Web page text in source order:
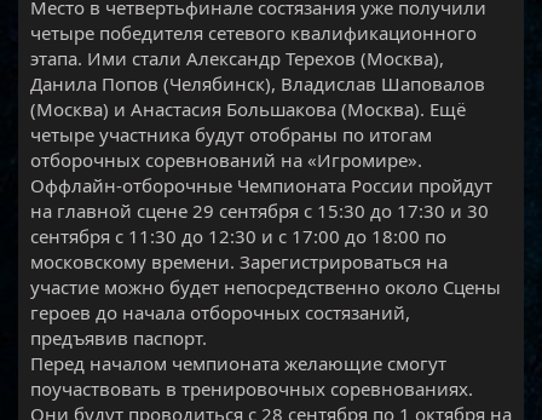
Место в четвертьфинале состязания уже получили
четыре победителя сетевого квалификационного
этапа. Ими стали Александр Терехов (Москва),
Данила Попов (Челябинск), Владислав Шаповалов
(Москва) и Анастасия Большакова (Москва). Ещё
четыре участника будут отобраны по итогам
отборочных соревнований на «Игромире».
Оффлайн-отборочные Чемпионата России пройдут
на главной сцене 29 сентября с 15:30 до 17:30 и 30
сентября с 11:30 до 12:30 и с 17:00 до 18:00 по
московскому времени. Зарегистрироваться на
участие можно будет непосредственно около Сцены
героев до начала отборочных состязаний,
предъявив паспорт.
Перед началом чемпионата желающие смогут
поучаствовать в тренировочных соревнованиях.
Они будут проводиться с 28 сентября по 1 октября на